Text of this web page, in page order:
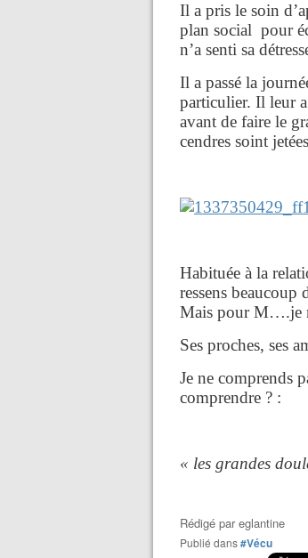
Il a pris le soin
plan social pour
n’a senti sa
Il a passé la
particulier. Il leur
avant de faire le
cendres soint
Habituée à la
ressens beaucoup
Mais pour M….je
Ses proches, ses
Je ne comprends
comprendre ? :
« les grandes
Rédigé pareglantine
Publié dans#Vécu